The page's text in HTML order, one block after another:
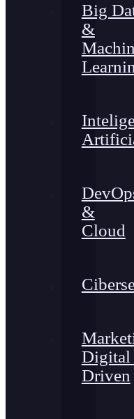
Big
&
&
Cloud
Digital
Driven